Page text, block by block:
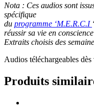
Nota : Ces audios sont
spécifique
du programme ‘M.E.R.C.I
réussir sa vie en
Extraits choisis des
Audios téléchargeables
Produits